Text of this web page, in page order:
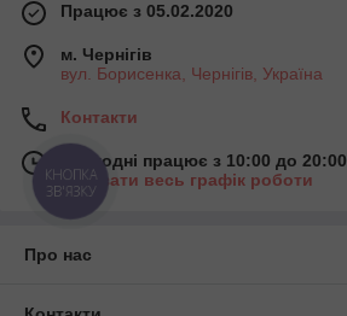
Працює з 05.02.2020
м. Чернігів
вул. Борисенка, Чернігів, Україна
Контакти
Сьогодні працює з 10:00 до 20:00
Показати весь графік роботи
Про нас
КНОПКА
ЗВ'ЯЗКУ